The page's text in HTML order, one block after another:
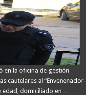
en la oficina de gestión
cautelares al “Envenenador-
edad, domiciliado en …